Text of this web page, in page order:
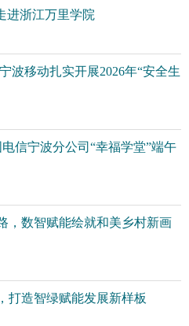
进浙江万里学院
移动扎实开展2026年“安全生
信宁波分公司“幸福学堂”端午
，数智赋能绘就和美乡村新画
打造智绿赋能发展新样板